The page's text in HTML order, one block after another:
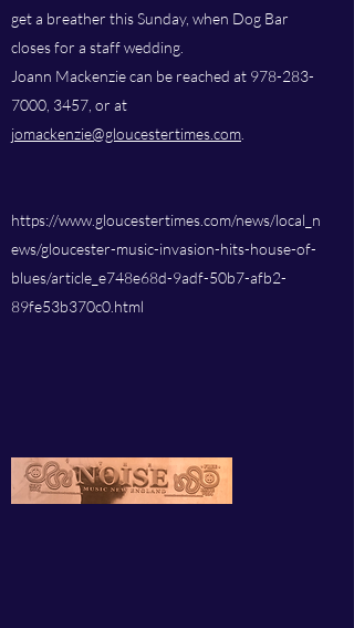
get a breather this Sunday, when Dog Bar
closes for a staff wedding.
Joann Mackenzie can be reached at 978-283-
7000 , 3457, or at
jomackenzie@gloucestertimes.com
https://www.gloucestertimes.com/news/local_n
ews/gloucester-music-invasion-hits-house-of-
blues/article_e748e68d-9adf-50b7-afb2-
89fe53b370c0.html